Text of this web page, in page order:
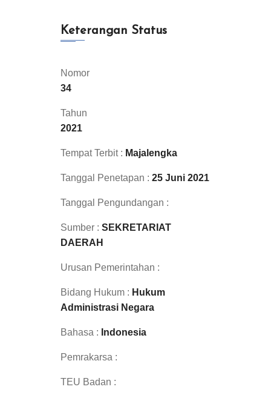
Keterangan Status
Nomor
34
Tahun
2021
Tempat Terbit : Majalengka
Tanggal Penetapan : 25 Juni 2021
Tanggal Pengundangan :
Sumber : SEKRETARIAT
DAERAH
Urusan Pemerintahan :
Bidang Hukum : Hukum
Administrasi Negara
Bahasa : Indonesia
Pemrakarsa :
TEU Badan :